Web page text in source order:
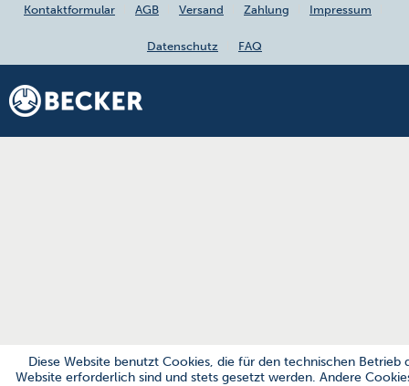
Kontaktformular AGB Versand Zahlung Impressum
Datenschutz FAQ
Diese Website benutzt Cookies, die für den technischen Betrieb
Website erforderlich sind und stets gesetzt werden. Andere